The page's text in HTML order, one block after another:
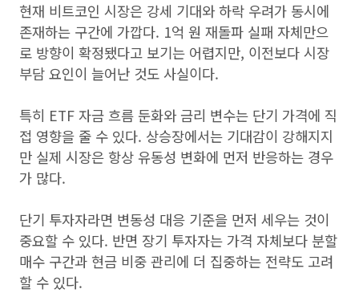
현재 비트코인 시장은 강세 기대와 하락 우려가 동시에
존재하는 구간에 가깝다. 1억 원 재돌파 실패 자체만으
로 방향이 확정됐다고 보기는 어렵지만, 이전보다 시장
부담 요인이 늘어난 것도 사실이다.
특히 ETF 자금 흐름 둔화와 금리 변수는 단기 가격에 직
접 영향을 줄 수 있다. 상승장에서는 기대감이 강해지지
만 실제 시장은 항상 유동성 변화에 먼저 반응하는 경우
가 많다.
단기 투자자라면 변동성 대응 기준을 먼저 세우는 것이
중요할 수 있다. 반면 장기 투자자는 가격 자체보다 분할
매수 구간과 현금 비중 관리에 더 집중하는 전략도 고려
할 수 있다.